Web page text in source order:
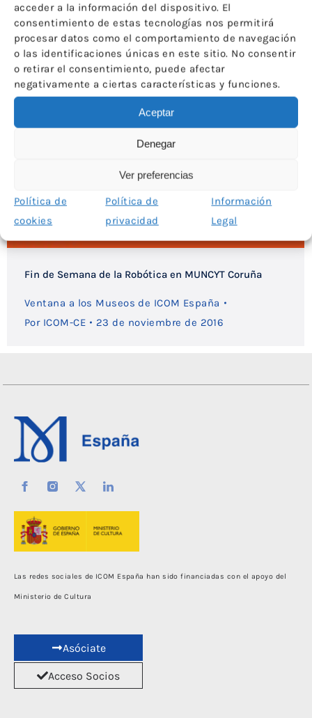
acceder a la información del dispositivo. El
consentimiento de estas tecnologías nos permitirá
procesar datos como el comportamiento de navegación
o las identificaciones únicas en este sitio. No consentir
o retirar el consentimiento, puede afectar
negativamente a ciertas características y funciones.
Aceptar
Denegar
Ver preferencias
Política de
cookies
Política de
privacidad
Información
Legal
Fin de Semana de la Robótica en MUNCYT Coruña
Ventana a los Museos de ICOM España
Por ICOM-CE 23 de noviembre de 2016
Las redes sociales de ICOM España han sido financiadas con el apoyo del
Ministerio de Cultura
Asóciate
Acceso Socios